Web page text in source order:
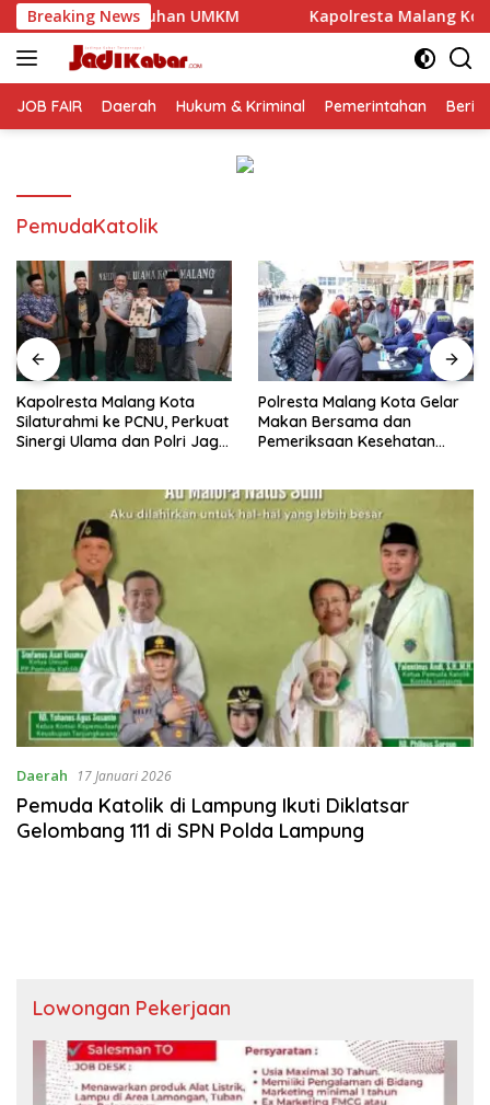
Langsung
ke
konten
Breaking News
UMKM Kapolresta Malang Kota Silaturahmi ke
JOB FAIR Daerah Hukum & Kriminal Pemerintahan
PemudaKatolik
Kapolresta Malang Kota
Silaturahmi ke PCNU, Perkuat
Sinergi Ulama dan Polri Jaga
Polresta Malang Kota Gelar
Makan Bersama dan
Pemeriksaan Kesehatan
Daerah 17 Januari 2026
Pemuda Katolik di Lampung Ikuti Diklatsar
Gelombang 111 di SPN Polda Lampung
Lowongan Pekerjaan